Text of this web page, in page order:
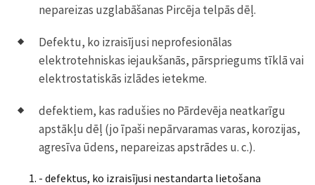
nepareizas uzglabāšanas Pircēja telpās dēļ.
Defektu, ko izraisījusi neprofesionālas
elektrotehniskas iejaukšanās, pārspriegums tīklā vai
elektrostatiskās izlādes ietekme.
defektiem, kas radušies no Pārdevēja neatkarīgu
apstākļu dēļ (jo īpaši nepārvaramas varas, korozijas,
agresīva ūdens, nepareizas apstrādes u. c.).
- defektus, ko izraisījusi nestandarta lietošana